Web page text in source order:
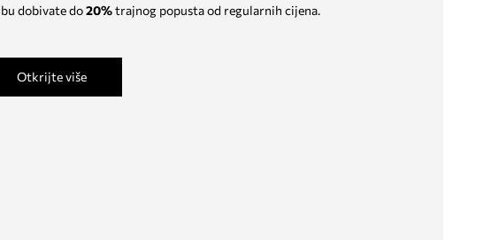
dobivate do20%trajnog popusta od regularnih cijena.
Otkrijte više